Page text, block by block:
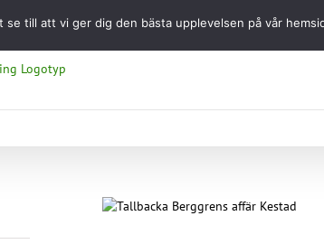
se till att vi ger dig den bästa upplevelsen på vår